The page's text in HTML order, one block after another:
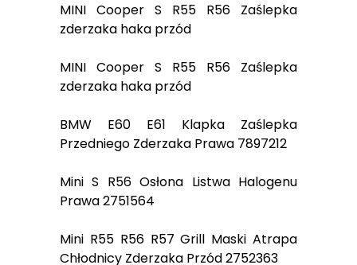
MINI Cooper S R55 R56 Zaślepka
zderzaka haka przód
MINI Cooper S R55 R56 Zaślepka
zderzaka haka przód
BMW E60 E61 Klapka Zaślepka
Przedniego Zderzaka Prawa 7897212
Mini S R56 Osłona Listwa Halogenu
Prawa 2751564
Mini R55 R56 R57 Grill Maski Atrapa
Chłodnicy Zderzaka Przód 2752363